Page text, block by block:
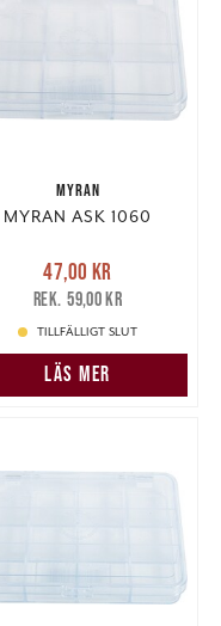
MYRAN
MYRAN ASK 1060
Nuvarande pris
47,00 krTidigare pris
59,00 kr
47,00 kr
59,00 kr
TILLFÄLLIGT SLUT
LÄS MER